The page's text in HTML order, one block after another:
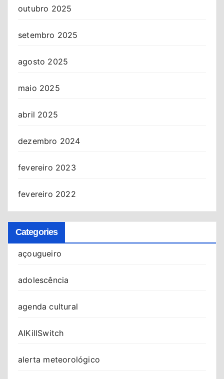
outubro 2025
setembro 2025
agosto 2025
maio 2025
abril 2025
dezembro 2024
fevereiro 2023
fevereiro 2022
Categories
açougueiro
adolescência
agenda cultural
AIKillSwitch
alerta meteorológico